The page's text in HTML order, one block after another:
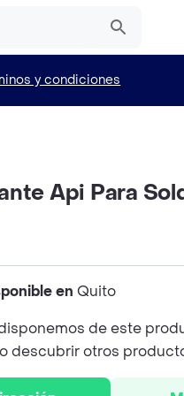
y condiciones
Api Para
en Quito
de este
descubrir otros